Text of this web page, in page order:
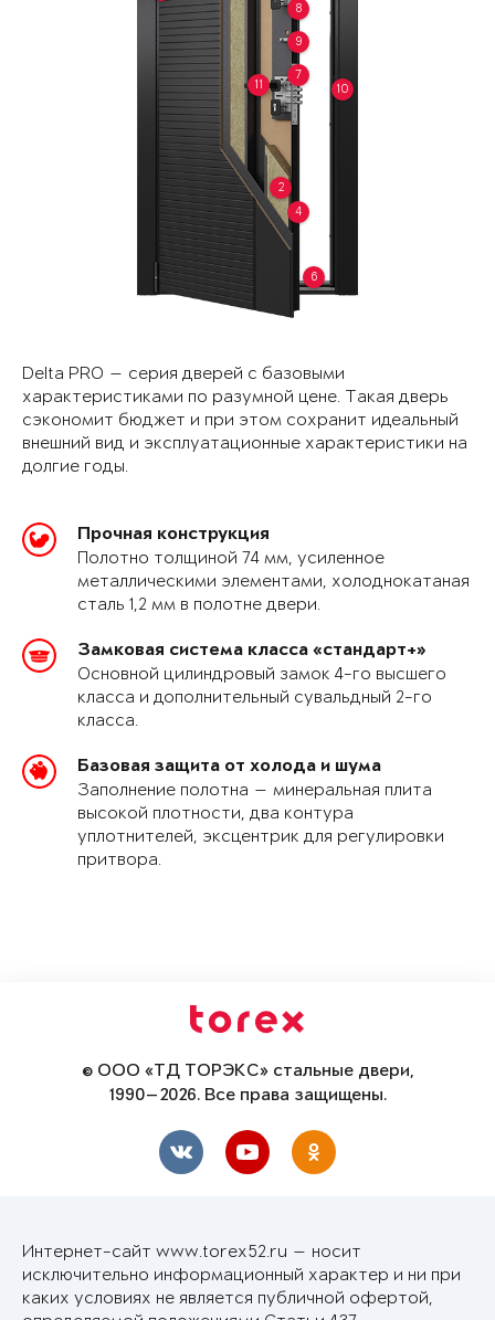
2
4
6
7
8
9
10
11
Delta PRO — серия дверей с базовыми
характеристиками по разумной цене. Такая дверь
сэкономит бюджет и при этом сохранит идеальный
внешний вид и эксплуатационные характеристики на
долгие годы.
Прочная конструкция
Полотно толщиной 74 мм, усиленное
металлическими элементами, холоднокатаная
сталь 1,2 мм в полотне двери.
Замковая система класса «стандарт+»
Основной цилиндровый замок 4-го высшего
класса и дополнительный сувальдный 2-го
класса.
Базовая защита от холода и шума
Заполнение полотна — минеральная плита
высокой плотности, два контура
уплотнителей, эксцентрик для регулировки
притвора.
© ООО «ТД ТОРЭКС» стальные двери,
1990—2026. Все права защищены.
Интернет-сайт www.torex52.ru — носит
исключительно информационный характер и ни при
каких условиях не является публичной офертой,